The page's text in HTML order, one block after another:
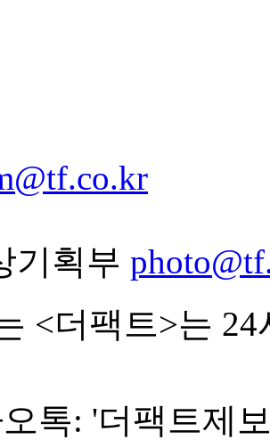
기획부
<더팩트>는
오톡: '더팩트제